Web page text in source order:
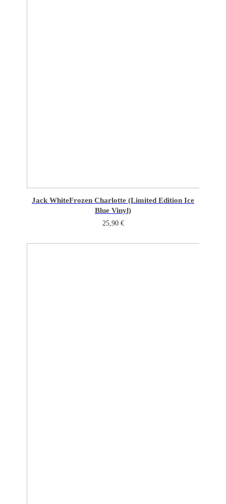
Jack WhiteFrozen Charlotte (Limited Edition Ice
Blue Vinyl)
25,90 €